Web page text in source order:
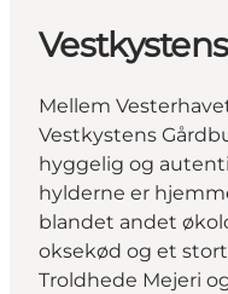
Mellem
Vestkystens
hyggelig og
hylderne er
blandet andet
oksekød og et
Troldhede Mejeri